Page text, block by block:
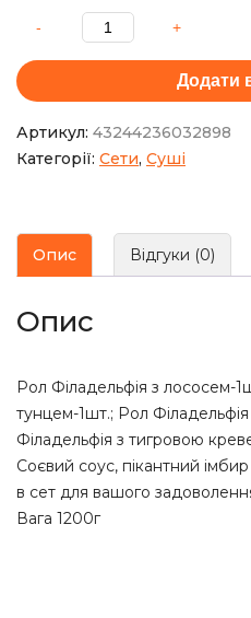
Додати
Артикул: 43244236032898
Категорії: Сети, Суші
Опис Відгуки (0)
Опис
Рол Філадельфія з лососем-
тунцем-1шт.; Рол
Філадельфія з тигровою
Соєвий соус, пікантний
в сет для вашого
Вага 1200г